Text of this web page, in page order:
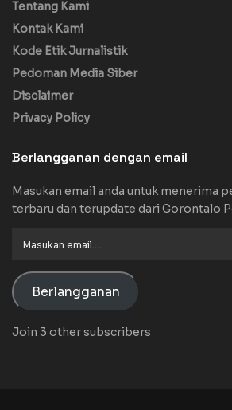
Tentang Kami
Kontak Kami
Kode Etik Jurnalistik
Pedoman Media Siber
Disclaimer
Privacy Policy
Berlangganan dengan email
Masukan email anda untuk menerima
terbaru dan terupdate dari Gorontalo
Berlangganan
Join 3 other subscribers